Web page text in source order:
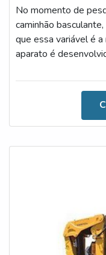
No momento de
caminhão
que essa variável é
aparato é
Sendo assim, é um
importante ressaltar
as medidas de